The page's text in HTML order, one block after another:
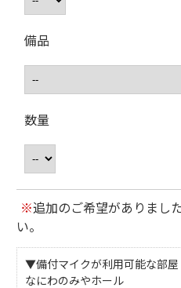
備品
数量
※追加のご希望がありまし
い。
▼備付マイクが利用可能な部屋
なにわのみやホール